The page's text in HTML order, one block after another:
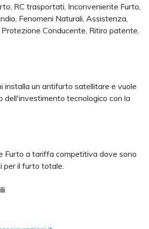
RC trasportati, Inconveniente Furto,
Fenomeni Naturali, Assistenza,
Conducente, Ritiro patente,
installa un antifurto satellitare e vuole
dell'investimento tecnologico con la
Furto a tariffa competitiva dove sono
per il furto totale.